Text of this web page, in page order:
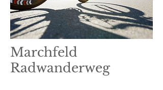
Marchfeld
Radwanderweg